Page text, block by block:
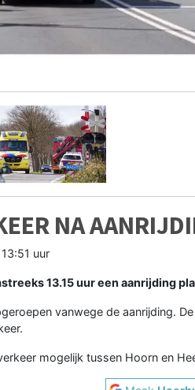
NA
uur
13.15 uur een aanrijding
vanwege de aanrijding.
mogelijk tussen Hoorn en